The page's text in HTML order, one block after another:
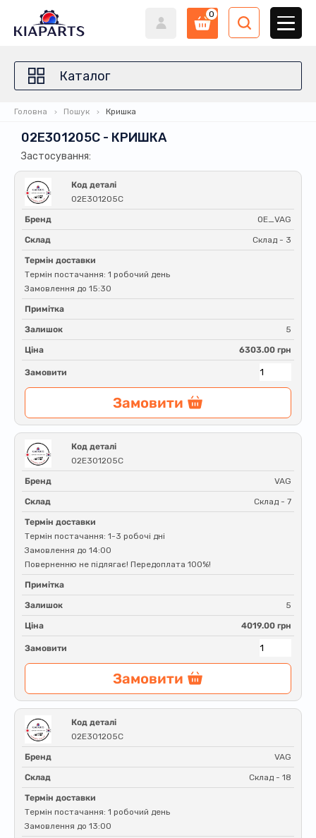
0
Каталог
Головна Пошук Кришка
02E301205C - КРИШКА
Застосування:
Код деталі
02E301205C
Бренд OE_VAG
Склад Склад - 3
Термін доставки
Термін постачання: 1 робочий день
Замовлення до 15:30
Примітка
Залишок 5
Ціна 6303.00 грн
Замовити
Замовити
Код деталі
02E301205C
Бренд VAG
Склад Склад - 7
Термін доставки
Термін постачання: 1-3 робочі дні
Замовлення до 14:00
Поверненню не підлягає! Передоплата 100%!
Примітка
Залишок 5
Ціна 4019.00 грн
Замовити
Замовити
Код деталі
02E301205C
Бренд VAG
Склад Склад - 18
Термін доставки
Термін постачання: 1 робочий день
Замовлення до 13:00